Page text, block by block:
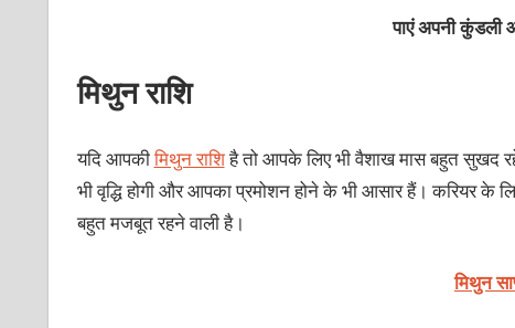
पाएं अपनी कुंडली
मिथुन राशि
यदि आपकीमिथुन राशिहै तो आपके लिए भी वैशाख मास बहुत सुखद
भी वृद्धि होगी और आपका प्रमोशन होने के भी आसार हैं। करियर
बहुत मजबूत रहने वाली है।
मिथुन